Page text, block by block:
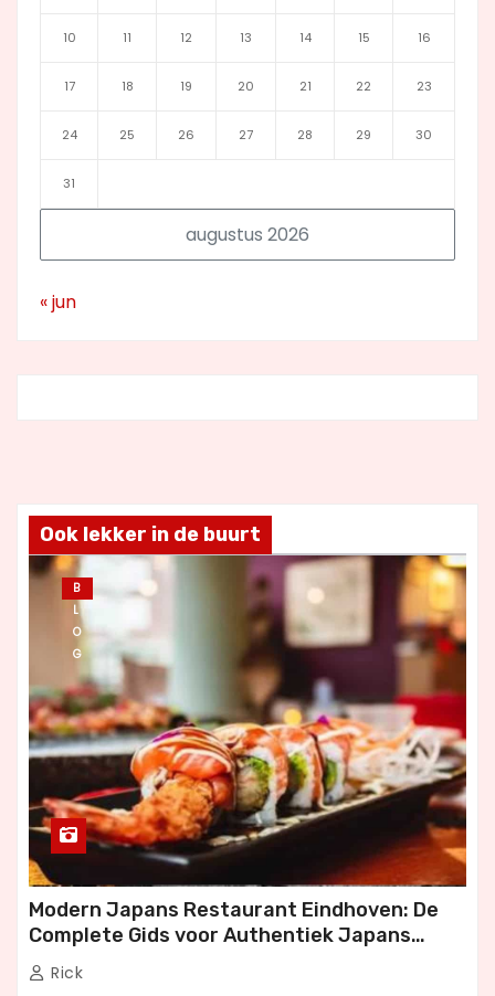
augustus 2026
10 11 12 13 14 15 16
17 18 19 20 21 22 23
24 25 26 27 28 29 30
31
« jun
Ook lekker in de buurt
B
L
O
G
Modern Japans Restaurant Eindhoven: De
Complete Gids voor Authentiek Japans
Dineren
Rick